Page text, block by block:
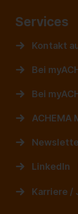
Services
Kontakt
Bei
Bei
ACHEMA
LinkedIn
Karriere /